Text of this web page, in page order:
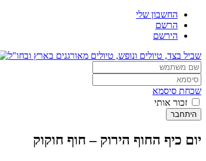
החשבון שלי
הרשם
הירשם
שביל בצד, טיולים ונופש, טיולים מאורגנים בארץ ובחו"ל
שכחת סיסמא
זכור אותי
היתחבר
יום כיף החוף הירוק – חוף חוקוק